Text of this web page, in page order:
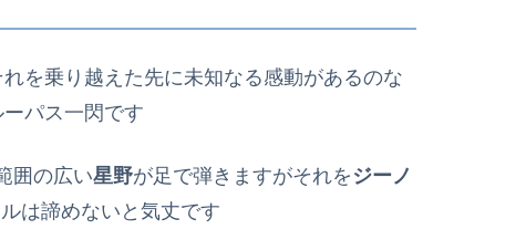
を乗り越えた先に未知なる感動があるのな
パス一閃です
囲の広い星野が足で弾きますがそれを ジーノ
は諦めないと気丈です